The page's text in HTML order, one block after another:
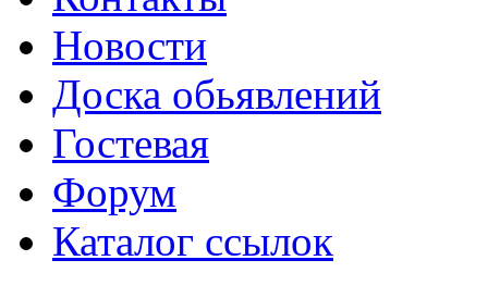
Новости
Доска обьявлений
Гостевая
Форум
Каталог ссылок